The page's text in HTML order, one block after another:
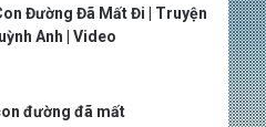
Đường Đã Mất Đi | Truyện
Anh | Video
đường đã mất